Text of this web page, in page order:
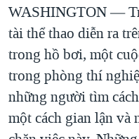
GIÁO DỤC
CÁC GIÁ TRỊ CỘNG
THƯỢNG ĐỈNH
TRỊNH VĨNH BÌNH VS.
NGƯ DÂN VIỆT VÀ
BÊN KIA QUỐC LỘ:
WASHINGTON —
tài thể thao diễn ra
trong hồ bơi, một
trong phòng thí
những người tìm
một cách gian lận